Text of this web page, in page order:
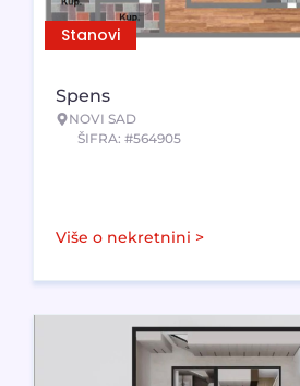
Stanovi
Spens
NOVI SAD
ŠIFRA: #564905
Više o nekretnini >